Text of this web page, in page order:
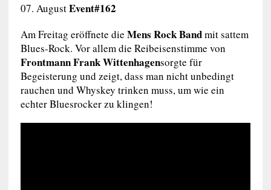
07. AugustEvent#162
Am Freitag eröffnete die Mens Rock Bandmit sattem
Blues-Rock. Vor allem die Reibeisenstimme von
Frontmann Frank Wittenhagensorgte für
Begeisterung und zeigt, dass man nicht unbedingt
rauchen und Whyskey trinken muss, um wie ein
echter Bluesrocker zu klingen!